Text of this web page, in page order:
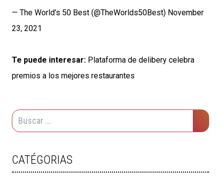
— The World’s 50 Best (@TheWorlds50Best) November
23, 2021
Te puede interesar: Plataforma de delibery celebra
premios a los mejores restaurantes
CATÉGORIAS